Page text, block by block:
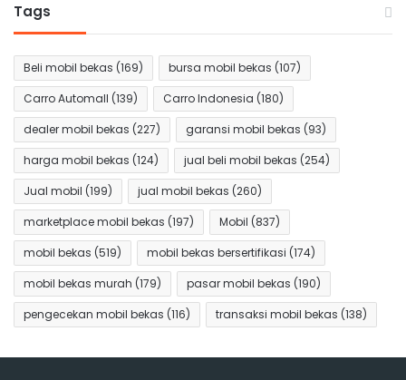
Tags
Beli mobil bekas (169) bursa mobil bekas (107)
Carro Automall (139) Carro Indonesia (180)
dealer mobil bekas (227) garansi mobil bekas (93)
harga mobil bekas (124) jual beli mobil bekas (254)
Jual mobil (199) jual mobil bekas (260)
marketplace mobil bekas (197) Mobil (837)
mobil bekas (519) mobil bekas bersertifikasi (174)
mobil bekas murah (179) pasar mobil bekas (190)
pengecekan mobil bekas (116) transaksi mobil bekas (138)